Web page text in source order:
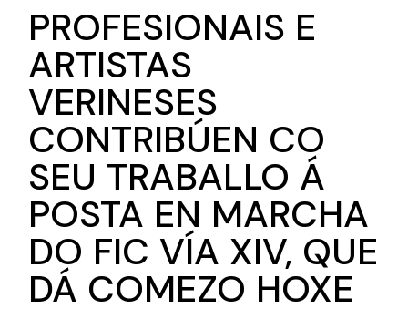
PROFESIONAIS E
ARTISTAS
VERINESES
CONTRIBÚEN CO
SEU TRABALLO Á
POSTA EN MARCHA
DO FIC VÍA XIV, QUE
DÁ COMEZO HOXE